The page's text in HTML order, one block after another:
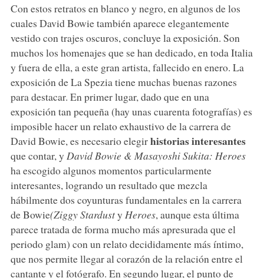
Con estos retratos en blanco y negro, en algunos de los
cuales David Bowie también aparece elegantemente
vestido con trajes oscuros, concluye la exposición. Son
muchos los homenajes que se han dedicado, en toda Italia
y fuera de ella, a este gran artista, fallecido en enero. La
exposición de La Spezia tiene muchas buenas razones
para destacar. En primer lugar, dado que en una
exposición tan pequeña (hay unas cuarenta fotografías) es
imposible hacer un relato exhaustivo de la carrera de
David Bowie, es necesario elegirhistorias interesantes
que contar, y David Bowie & Masayoshi Sukita: Heroes
ha escogido algunos momentos particularmente
interesantes, logrando un resultado que mezcla
hábilmente dos coyunturas fundamentales en la carrera
de Bowie(Ziggy Stardusty Heroes, aunque esta última
parece tratada de forma mucho más apresurada que el
periodo glam) con un relato decididamente más íntimo,
que nos permite llegar al corazón de la relación entre el
cantante y el fotógrafo. En segundo lugar, el punto de